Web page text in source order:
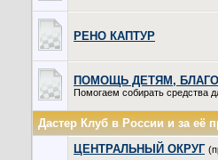
РЕНО КАПТУР
ПОМОЩЬ ДЕТЯМ,
Помогаем собирать средства
Дастер Клуб в России и за её
ЦЕНТРАЛЬНЫЙ ОКРУГ